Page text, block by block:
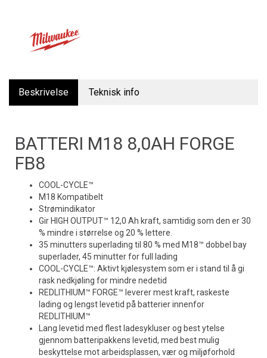
Beskrivelse Teknisk info
BATTERI M18 8,0AH FORGE
FB8
COOL-CYCLE™
M18 Kompatibelt
Strømindikator
Gir HIGH OUTPUT™ 12,0 Ah kraft, samtidig som den er 30
% mindre i størrelse og 20 % lettere.
35 minutters superlading til 80 % med M18™ dobbel bay
superlader, 45 minutter for full lading
COOL-CYCLE™: Aktivt kjølesystem som er i stand til å gi
rask nedkjøling for mindre nedetid
REDLITHIUM™ FORGE™ leverer mest kraft, raskeste
lading og lengst levetid på batterier innenfor
REDLITHIUM™
Lang levetid med flest ladesykluser og best ytelse
gjennom batteripakkens levetid, med best mulig
beskyttelse mot arbeidsplassen, vær og miljøforhold